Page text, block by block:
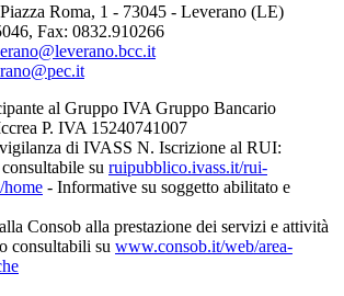
Roma, 1 - 73045 - Leverano (LE)
Fax: 0832.910266
al Gruppo IVA Gruppo Bancario
P. IVA 15240741007
di IVASS N. Iscrizione al RUI:
su ruipubblico.ivass.it/rui-
- Informative su soggetto abilitato e
Consob alla prestazione dei servizi e attività
consultabili su www.consob.it/web/area-